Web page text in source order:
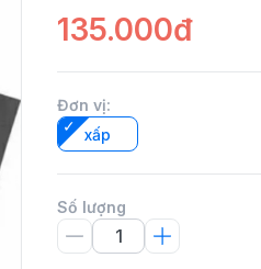
135.000đ
Đơn vị:
xấp
Số lượng